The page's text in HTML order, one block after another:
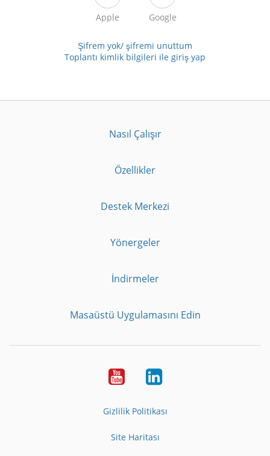
Apple Google
Şifrem yok/ şifremi unuttum
Toplantı kimlik bilgileri ile giriş yap
Nasıl Çalışır
Özellikler
Destek Merkezi
Yönergeler
İndirmeler
Masaüstü Uygulamasını Edin
YoutubeLinkedIn
Gizlilik Politikası
Site Haritası